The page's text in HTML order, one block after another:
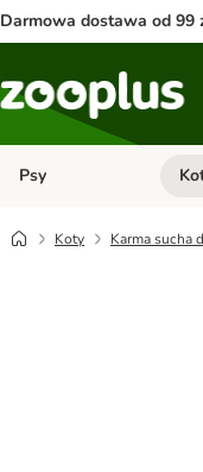
Darmowa dostawa od 99
Psy
Koty Karma sucha